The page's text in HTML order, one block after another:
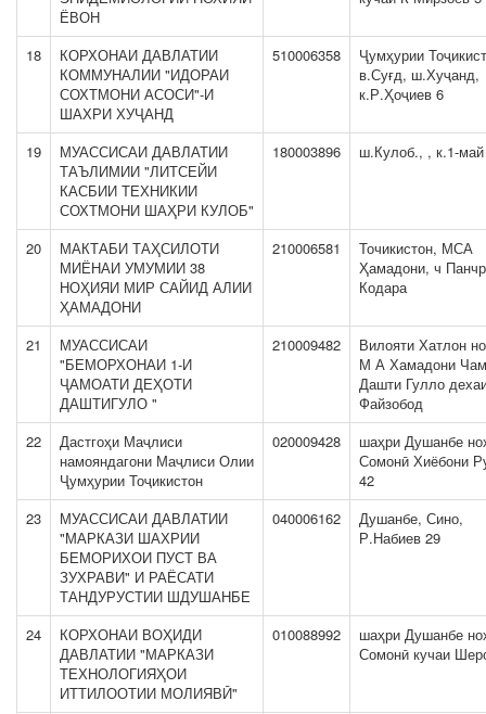
ЁВОН
18
КОРХОНАИ ДАВЛАТИИ
КОММУНАЛИИ "ИДОРАИ
СОХТМОНИ АСОСИ"-И
ШАХРИ ХУҶАНД
510006358
Ҷумҳурии
в.Суғд, ш.Хуҷанд,
к.Р.Ҳоҷиев 6
19
МУАССИСАИ ДАВЛАТИИ
ТАЪЛИМИИ "ЛИТСЕЙИ
КАСБИИ ТЕХНИКИИ
СОХТМОНИ ШАҲРИ КУЛОБ"
180003896 ш.Кулоб., , к.1-
20
МАКТАБИ ТАҲСИЛОТИ
МИЁНАИ УМУМИИ 38
НОҲИЯИ МИР САЙИД АЛИИ
ҲАМАДОНИ
210006581
Точикистон, МСА
Ҳамадони, ч
Кодара
21
МУАССИСАИ
"БЕМОРХОНАИ 1-И
ҶАМОАТИ ДЕҲОТИ
ДАШТИГУЛО "
210009482
Вилояти Хатлон
М А Хамадони
Дашти Гулло
Файзобод
22
Дастгоҳи Маҷлиси
намояндагони Маҷлиси Олии
Ҷумҳурии Тоҷикистон
020009428
шаҳри Душанбе
Сомонӣ Хиёбони
42
23
МУАССИСАИ ДАВЛАТИИ
"МАРКАЗИ ШАХРИИ
БЕМОРИХОИ ПУСТ ВА
ЗУХРАВИ" И РАЁСАТИ
ТАНДУРУСТИИ ШДУШАНБЕ
040006162
Душанбе, Сино,
Р.Набиев 29
24
КОРХОНАИ ВОҲИДИ
ДАВЛАТИИ "МАРКАЗИ
ТЕХНОЛОГИЯҲОИ
ИТТИЛООТИИ МОЛИЯВӢ"
010088992
шаҳри Душанбе
Сомонӣ кучаи